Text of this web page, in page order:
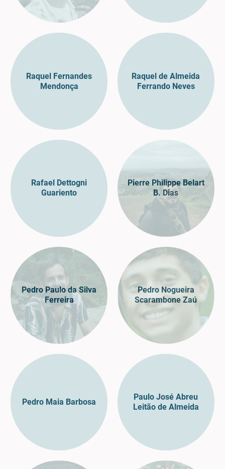
Raquel Fernandes
Mendonça
Raquel de Almeida
Ferrando Neves
Rafael Dettogni
Guariento
Pierre Philippe Belart
B. Dias
Pedro Paulo da Silva
Ferreira
Pedro Nogueira
Scarambone Zaú
Pedro Maia Barbosa
Paulo José Abreu
Leitão de Almeida